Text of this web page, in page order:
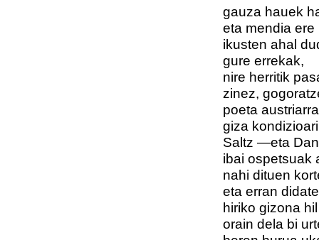
gauza hauek
eta mendia ere
ikusten ahal
gure errekak,
nire herritik
zinez,
poeta
giza
Saltz —eta
ibai ospetsuak
nahi dituen
eta erran didate
hiriko gizona
orain dela bi